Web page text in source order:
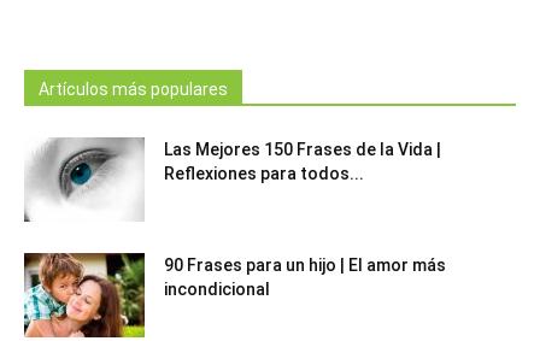
Artículos más populares
Las Mejores 150 Frases de la Vida |
Reflexiones para todos...
90 Frases para un hijo | El amor más
incondicional